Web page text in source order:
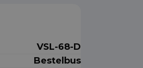
VSL-68-D
Bestelbus